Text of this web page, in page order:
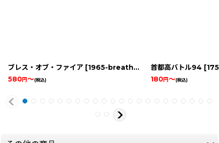
ブレス・オブ・ファイア [1965-breath-of-fire-snes ]
580円～(税込)
首都高バトル94 [
180円～(税込)